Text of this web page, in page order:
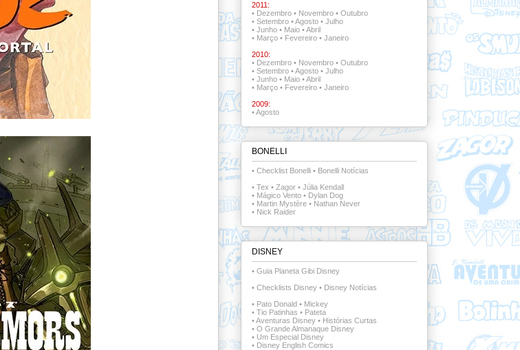
2011:
• Dezembro• Novembro• Outubro
• Setembro•Agosto• Julho
• Junho• Maio•Abril
• Março• Fevereiro• Janeiro
2010:
• Dezembro• Novembro• Outubro
• Setembro•Agosto• Julho
• Junho• Maio•Abril
• Março• Fevereiro• Janeiro
2009:
•Agosto
BONELLI
• Checklist Bonelli• Bonelli Notícias
• Tex • Zagor• Júlia Kendall
• Mágico Vento • Dylan Dog
• Martin Mystère • Nathan Never
• Nick Raider
DISNEY
• Guia Planeta Gibi Disney
• Checklists Disney• Disney Notícias
• Pato Donald• Mickey
• Tio Patinhas • Pateta
• Aventuras Disney • Histórias Curtas
• O Grande Almanaque Disney
• Um Especial Disney
• Disney English Comics